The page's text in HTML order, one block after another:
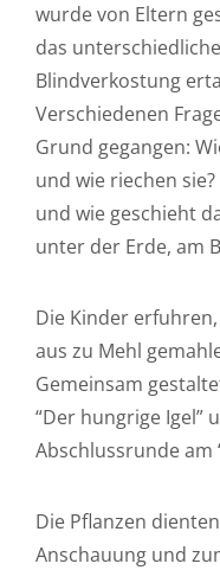
wurde von Eltern
das
Blindverkostung
Verschiedenen
Grund gegangen:
und wie riechen
und wie geschieht
unter der Erde, am
Die Kinder
aus zu Mehl
Gemeinsam
“Der hungrige Igel”
Abschlussrunde am
Die Pflanzen
Anschauung und